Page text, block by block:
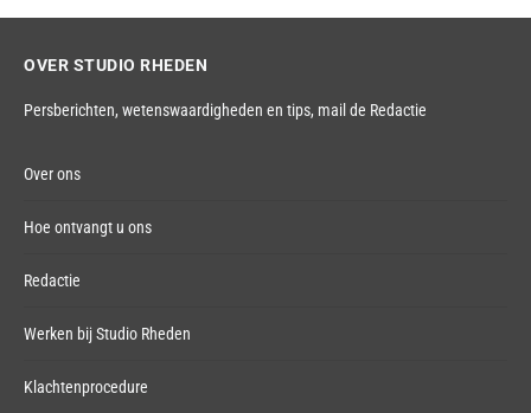
OVER STUDIO RHEDEN
Persberichten, wetenswaardigheden en tips, mail de Redactie
Over ons
Hoe ontvangt u ons
Redactie
Werken bij Studio Rheden
Klachtenprocedure